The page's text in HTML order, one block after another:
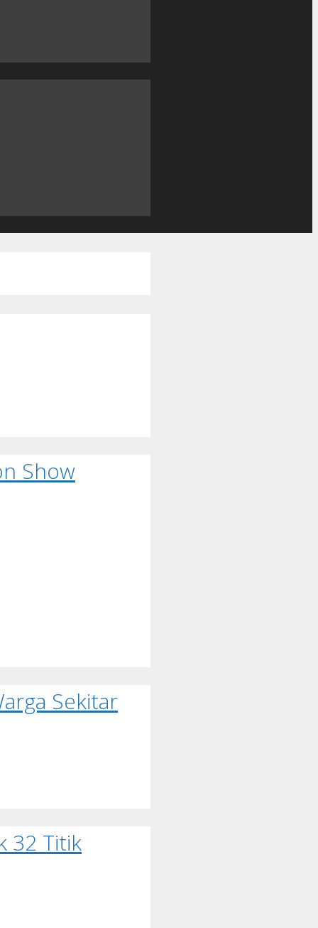
Show
Sekitar
32 Titik